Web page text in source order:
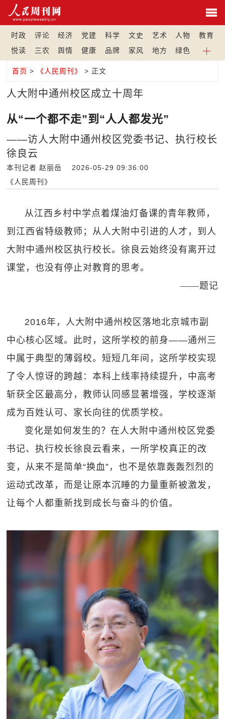
时政 评论 经济 党建 科学 文史 艺术 人物
教育
悦读
三农 舆情 健康 品牌 家风 地方 绿色
首页 > 《人民周刊》 > 正文
人大附中通州校区成立十周年
从“一个都不走”到“人人都发光”
——访人大附中通州校区党委书记、执行校长
徐良云
本刊记者 赵丽岳 2026-05-29 09:36:00
《人民周刊》
从江西乡村中学点着煤油灯备课的青年教师，
到江西省特级教师；从人大附中引进的人才，到人
大附中通州校区执行校长。徐良云始终没有离开过
课堂，也没有停止对教育的思考。
——题记
2016年，人大附中通州校区落地北京城市副
中心核心区域。此时，这所学校的前身——通州三
中属于典型的薄弱校。短短几年间，这所学校实现
了令人惊讶的跨越：本科上线率持续提升，中高考
斩获全区最高分，教师认同感显著增强，学校逐渐
成为百姓认可、家长向往的优质学校。
变化是如何发生的？在人大附中通州校区党委
书记、执行校长徐良云看来，一所学校真正的改
变，从来不是简单“换血”，也不是依靠轰轰烈烈的
运动式改革，而是让原本沉睡的力量重新被激发，
让每个人都重新找到成长与奋斗的价值。